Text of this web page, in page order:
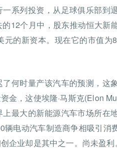
系列投资，从足球俱乐部到
12个月中，股东推动恒大新
的新资本。现在它的市值为
何时量产该汽车的预测，这
金，这使埃隆·马斯克(Elon
最大的新能源汽车市场所在
电动汽车制造商争相吸引消
企业却是其中之一。尚未盈利。